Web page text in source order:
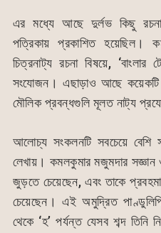
এর মধ্যে আছে দুর্লভ কিছু
পত্রিকায় প্রকাশিত হয়েছিল।
চিত্রনাট্য রচনা বিষয়ে,
সংযোজন। এছাড়াও আছে
মৌলিক প্রবন্ধগুলি মূলত নাট্য
আলোচ্য সংকলনটি সবচেয়ে বেশি
লেখায়। কমলকুমার মজুমদার
জুড়তে চেয়েছেন, এবং তাকে
চেয়েছেন। এই অমুদ্রিত
থেকে ‘হ’ পর্যন্ত যেসব শব্দ তিনি